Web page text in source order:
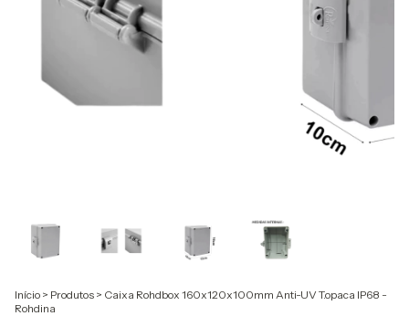
Início > Produtos > Caixa Rohdbox 160x120x100mm Anti-UV T.opaca IP68 -
Rohdina